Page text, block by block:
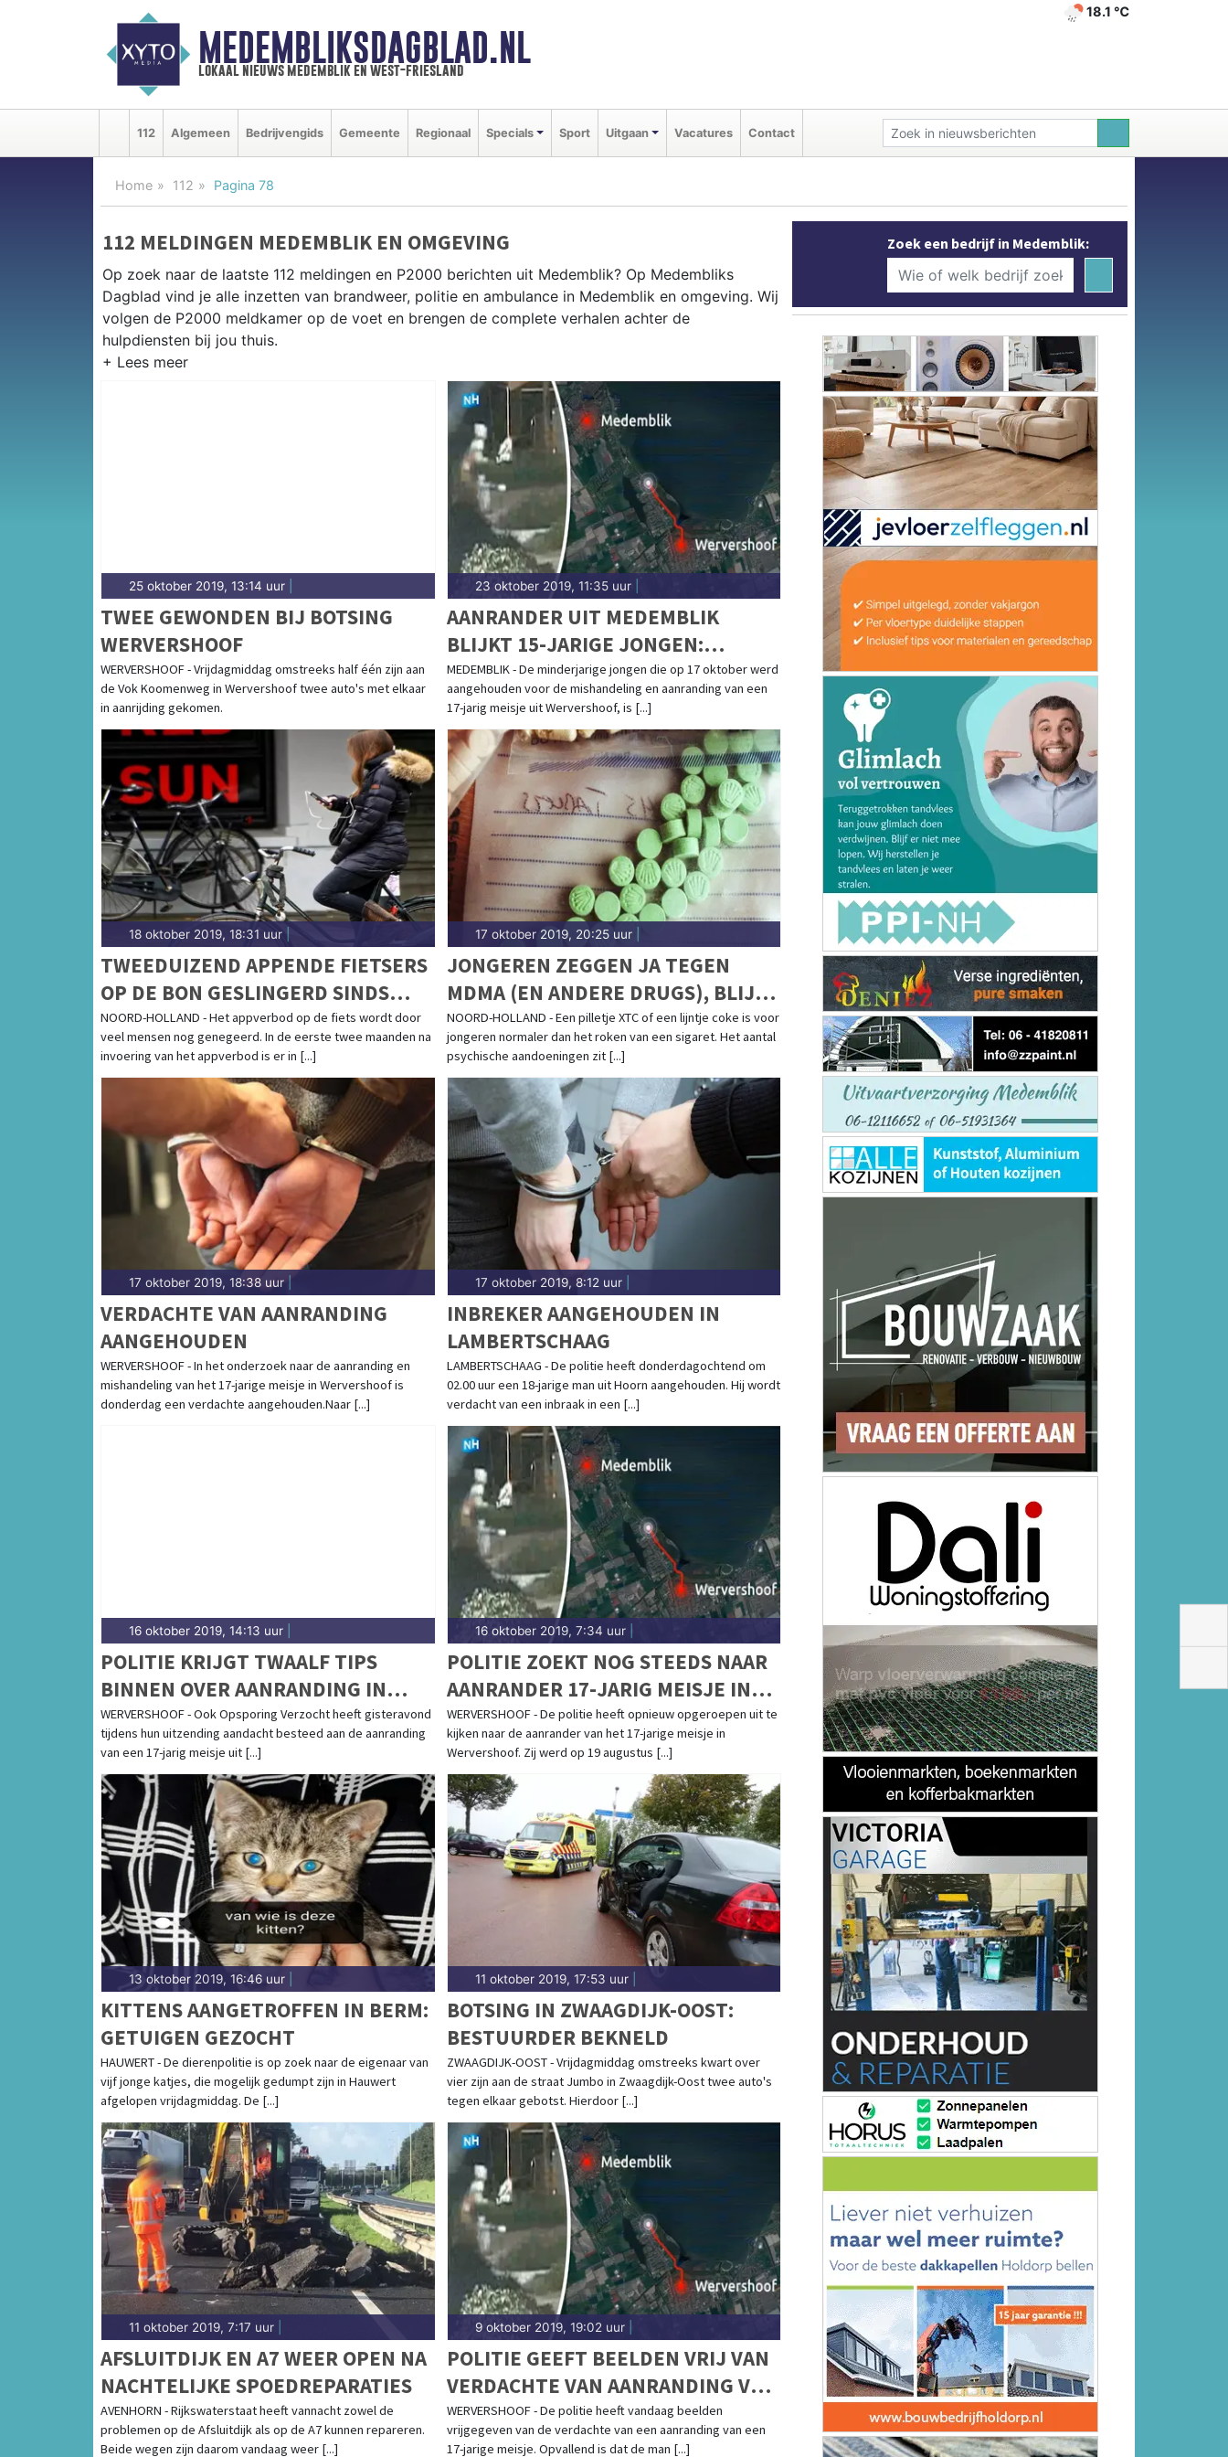
MEDEMBLIKSDAGBLAD.NL
lokaal nieuws medemblik en west-friesland
18.1 ℃
112 Algemeen Bedrijvengids Gemeente Regionaal Specials Sport Uitgaan Vacatures Contact
Home 112 Pagina 78
112 MELDINGEN MEDEMBLIK EN OMGEVING
Op zoek naar de laatste 112 meldingen en P2000 berichten uit Medemblik? Op Medembliks
Dagblad vind je alle inzetten van brandweer, politie en ambulance in Medemblik en omgeving. Wij
volgen de P2000 meldkamer op de voet en brengen de complete verhalen achter de
hulpdiensten bij jou thuis.
Van incidenten op de N240 en de Westerweg tot meldingen in Medemblik, Andijk, Wervershoof
en Oosterleek — onze redactie volgt het 112-nieuws in West-Friesland.
25 oktober 2019, 13:14 uur
TWEE GEWONDEN BIJ BOTSING
WERVERSHOOF
WERVERSHOOF - Vrijdagmiddag omstreeks half één zijn aan
de Vok Koomenweg in Wervershoof twee auto's met elkaar
in aanrijding gekomen.
23 oktober 2019, 11:35 uur|
AANRANDER UIT MEDEMBLIK
BLIJKT 15-JARIGE JONGEN:
VOORARREST VERLENGD MET
TWEE WEKEN
MEDEMBLIK - De minderjarige jongen die op 17 oktober werd
aangehouden voor de mishandeling en aanranding van een
17-jarig meisje uit Wervershoof, is [...]
18 oktober 2019, 18:31 uur
TWEEDUIZEND APPENDE FIETSERS
OP DE BON GESLINGERD SINDS
INVOERING VERBOD
NOORD-HOLLAND - Het appverbod op de fiets wordt door
veel mensen nog genegeerd. In de eerste twee maanden na
invoering van het appverbod is er in [...]
17 oktober 2019, 20:25 uur|
JONGEREN ZEGGEN JA TEGEN
MDMA (EN ANDERE DRUGS), BLIJKT
UIT GROOT ONDERZOEK
NOORD-HOLLAND - Een pilletje XTC of een lijntje coke is voor
jongeren normaler dan het roken van een sigaret. Het aantal
psychische aandoeningen zit [...]
17 oktober 2019, 18:38 uur|
VERDACHTE VAN AANRANDING
AANGEHOUDEN
WERVERSHOOF - In het onderzoek naar de aanranding en
mishandeling van het 17-jarige meisje in Wervershoof is
donderdag een verdachte aangehouden.Naar [...]
17 oktober 2019, 8:12 uur|
INBREKER AANGEHOUDEN IN
LAMBERTSCHAAG
LAMBERTSCHAAG - De politie heeft donderdagochtend om
02.00 uur een 18-jarige man uit Hoorn aangehouden. Hij wordt
verdacht van een inbraak in een [...]
16 oktober 2019, 14:13 uur
POLITIE KRIJGT TWAALF TIPS
BINNEN OVER AANRANDING IN
WERVERSHOOF
WERVERSHOOF - Ook Opsporing Verzocht heeft gisteravond
tijdens hun uitzending aandacht besteed aan de aanranding
van een 17-jarig meisje uit [...]
16 oktober 2019, 7:34 uur|
POLITIE ZOEKT NOG STEEDS NAAR
AANRANDER 17-JARIG MEISJE IN
WERVERSHOOF: "WAAROM IK?
WERVERSHOOF - De politie heeft opnieuw opgeroepen uit te
kijken naar de aanrander van het 17-jarige meisje in
Wervershoof. Zij werd op 19 augustus [...]
13 oktober 2019, 16:46 uur
KITTENS AANGETROFFEN IN BERM:
GETUIGEN GEZOCHT
HAUWERT - De dierenpolitie is op zoek naar de eigenaar van
vijf jonge katjes, die mogelijk gedumpt zijn in Hauwert
afgelopen vrijdagmiddag. De [...]
11 oktober 2019, 17:53 uur|
BOTSING IN ZWAAGDIJK-OOST:
BESTUURDER BEKNELD
ZWAAGDIJK-OOST - Vrijdagmiddag omstreeks kwart over
vier zijn aan de straat Jumbo in Zwaagdijk-Oost twee auto's
tegen elkaar gebotst. Hierdoor [...]
11 oktober 2019, 7:17 uur
AFSLUITDIJK EN A7 WEER OPEN NA
NACHTELIJKE SPOEDREPARATIES
AVENHORN - Rijkswaterstaat heeft vannacht zowel de
problemen op de Afsluitdijk als op de A7 kunnen repareren.
Beide wegen zijn daarom vandaag weer [...]
9 oktober 2019, 19:02 uur|
POLITIE GEEFT BEELDEN VRIJ VAN
VERDACHTE VAN AANRANDING VAN
17-JARIG MEISJE BIJ
WERVERSHOOF
WERVERSHOOF - De politie heeft vandaag beelden
vrijgegeven van de verdachte van een aanranding van een
17-jarige meisje. Opvallend is dat de man [...]
Zoek een bedrijf in Medemblik: